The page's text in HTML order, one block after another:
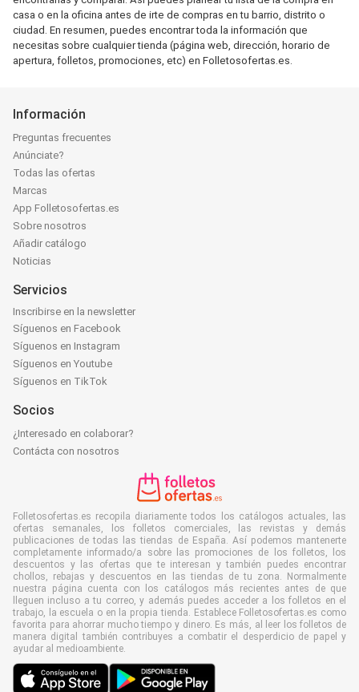
casa o en la oficina antes de irte de compras en tu barrio, distrito o
ciudad. En resumen, puedes encontrar toda la información que
necesitas sobre cualquier tienda (página web, dirección, horario de
apertura, folletos, promociones, etc) en Folletosofertas.es.
Información
Preguntas frecuentes
Anúnciate?
Todas las ofertas
Marcas
App Folletosofertas.es
Sobre nosotros
Añadir catálogo
Noticias
Servicios
Inscribirse en la newsletter
Síguenos en Facebook
Síguenos en Instagram
Síguenos en Youtube
Síguenos en TikTok
Socios
¿Interesado en colaborar?
Contácta con nosotros
Folletosofertas.es recopila diariamente todos los catálogos actuales, las
ofertas semanales, los folletos comerciales, las revistas y demás
publicaciones de todas las tiendas de España. Así podemos mantenerte
completamente informado/a sobre las promociones de los folletos, los
descuentos y las ofertas que te interesan y también puedes encontrar
chollos, rebajas y descuentos en las tiendas de tu zona. Normalmente
nuestra página cuenta con los catálogos más recientes antes de que
lleguen incluso a tu correo, y además puedes acceder a los folletos en el
trabajo, la escuela o en la propia tienda. Establece Folletosofertas.es como
favorita para ahorrar mucho tiempo y dinero. Es más, al leer los folletos de
manera digital también contribuyes a combatir el desperdicio de papel y
ayudar al medioambiente.